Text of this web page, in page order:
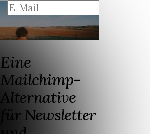
Eine
Mailchimp-
Alternative
für Newsletter